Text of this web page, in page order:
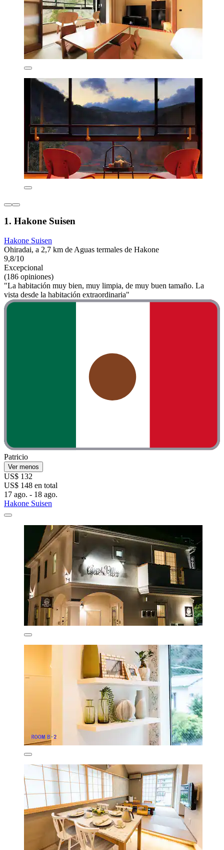
1. Hakone Suisen
Hakone Suisen
Ohiradai, a 2,7 km de Aguas termales de Hakone
9,8/10
Excepcional
(186 opiniones)
"La habitación muy bien, muy limpia, de muy buen tamaño. La
vista desde la habitación extraordinaria"
Patricio
Ver menos
US$ 132
US$ 148 en total
17 ago. - 18 ago.
Hakone Suisen